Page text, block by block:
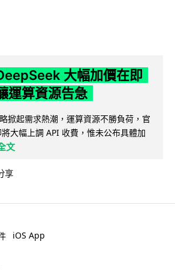
大幅加價在即
運算資源告急
掀起需求熱潮，運算資源不勝負荷，官
大幅上調 API 收費，惟未公布具體加
文
享
iOS App